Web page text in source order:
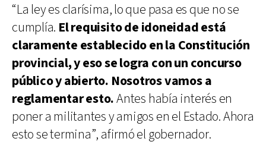
“La ley es clarísima, lo que pasa es que no se
cumplía. El requisito de idoneidad está
claramente establecido en la Constitución
provincial, y eso se logra con un concurso
público y abierto. Nosotros vamos a
reglamentar esto.Antes había interés en
poner a militantes y amigos en el Estado. Ahora
esto se termina”, afirmó el gobernador.